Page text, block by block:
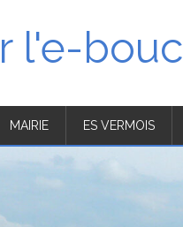
l'e-bouc
MAIRIE ES VERMOIS